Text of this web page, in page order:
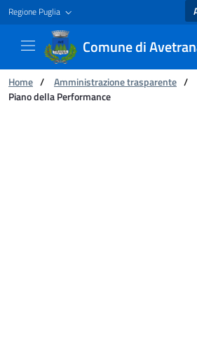
Regione Puglia
Comune di
Ti trovi in:
Home / Amministrazione trasparente /
Piano della Performance